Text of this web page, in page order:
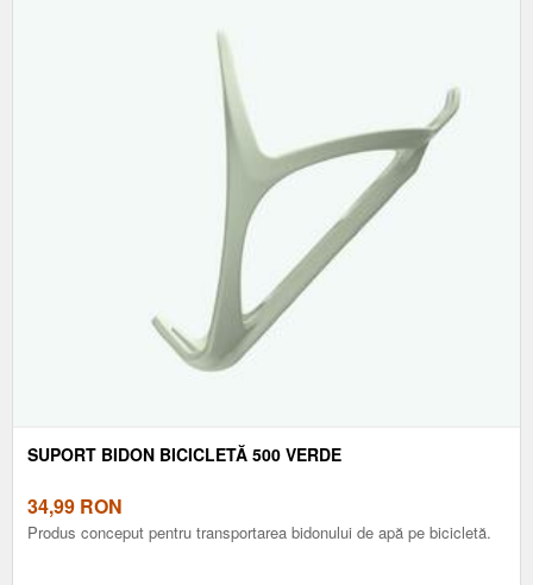
SUPORT BIDON BICICLETĂ 500 VERDE
34,99 RON
Produs conceput pentru transportarea bidonului de apă pe bicicletă.